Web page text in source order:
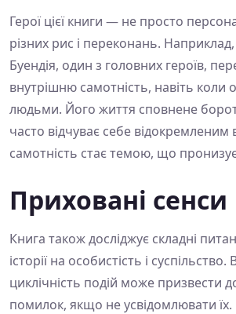
Герої цієї книги — не просто
різних рис і переконань.
Буендія, один з головних героїв,
внутрішню самотність, навіть коли
людьми. Його життя сповнене
часто відчуває себе відокремленим
самотність стає темою, що
Приховані сенси
Книга також досліджує складні
історії на особистість і
циклічність подій може призвести
помилок, якщо не усвідомлювати